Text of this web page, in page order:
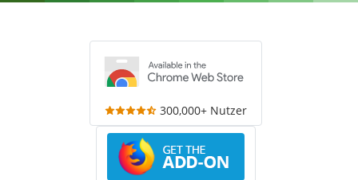
300,000+ Nutzer